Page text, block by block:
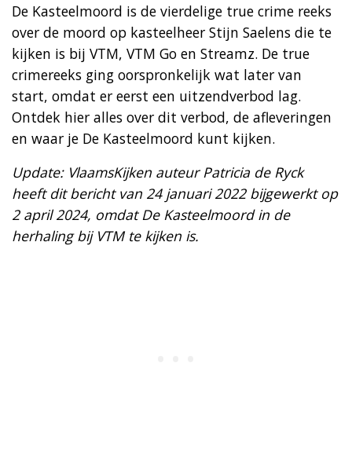
De Kasteelmoord is de vierdelige true crime reeks
over de moord op kasteelheer Stijn Saelens die te
kijken is bij VTM, VTM Go en Streamz. De true
crimereeks ging oorspronkelijk wat later van
start, omdat er eerst een uitzendverbod lag.
Ontdek hier alles over dit verbod, de afleveringen
en waar je De Kasteelmoord kunt kijken.
Update: VlaamsKijken auteur Patricia de Ryck
heeft dit bericht van 24 januari 2022 bijgewerkt op
2 april 2024, omdat De Kasteelmoord in de
herhaling bij VTM te kijken is.